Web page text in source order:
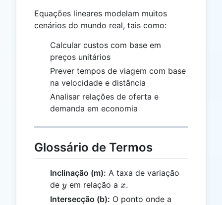
3
Equações lineares modelam muitos
cenários do mundo real, tais como:
Calcular custos com base em
preços unitários
Prever tempos de viagem com base
na velocidade e distância
Analisar relações de oferta e
demanda em economia
Glossário de Termos
Inclinação (m): A taxa de variação
de y
yem relação a x
x.
Intersecção (b): O ponto onde a